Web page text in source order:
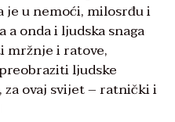
je u nemoći, milosrđu i
a onda i ljudska snaga
mržnje i ratove,
ljudske
za ovaj svijet – ratnički i